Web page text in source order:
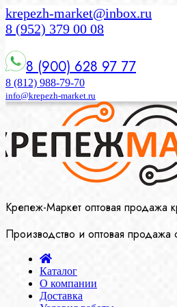
krepezh-market@inbox.ru
8 (952) 379 00 08
8 (900) 628 97 77
8 (812) 988-79-70
info@krepezh-market.ru
Крепеж-Маркет оптовая продажа
Производство и оптовая продажа
Каталог
О компании
Доставка